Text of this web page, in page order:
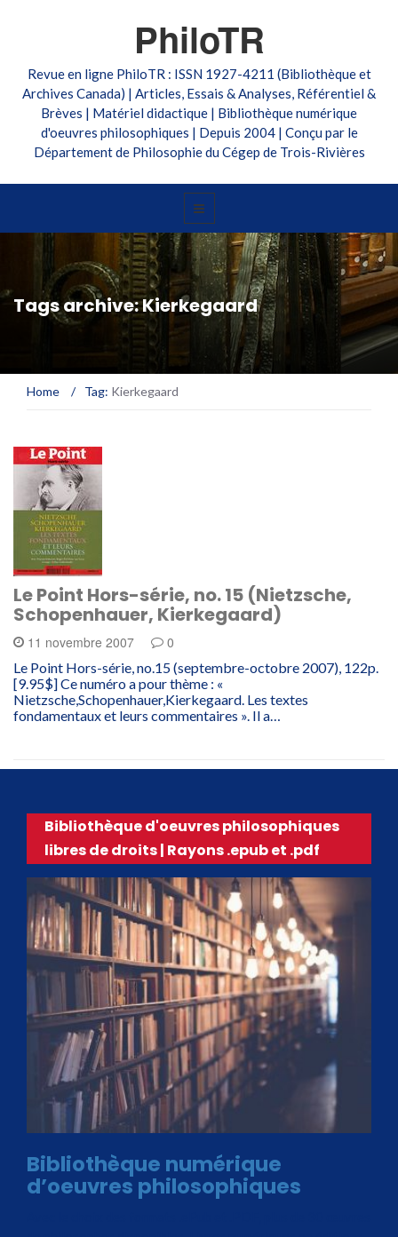
PhiloTR
Revue en ligne PhiloTR : ISSN 1927-4211 (Bibliothèque et
Archives Canada) | Articles, Essais & Analyses, Référentiel &
Brèves | Matériel didactique | Bibliothèque numérique
d'oeuvres philosophiques | Depuis 2004 | Conçu par le
Département de Philosophie du Cégep de Trois-Rivières
Tags archive: Kierkegaard
Home / Tag: Kierkegaard
Le Point Hors-série, no. 15 (Nietzsche,
Schopenhauer, Kierkegaard)
11 novembre 2007 0
Le Point Hors-série, no.15 (septembre-octobre 2007), 122p.
[9.95$] Ce numéro a pour thème : «
Nietzsche,Schopenhauer,Kierkegaard. Les textes
fondamentaux et leurs commentaires ». Il a…
Bibliothèque d'oeuvres philosophiques
libres de droits | Rayons .epub et .pdf
Bibliothèque numérique
d’oeuvres philosophiques